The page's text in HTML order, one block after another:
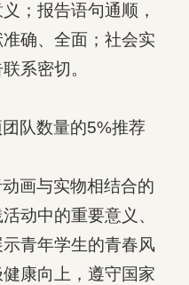
；报告语句通顺，
确、全面；社会实
系密切。
队数量的5%推荐
画与实物相结合的
动中的重要意义、
青年学生的青春风
康向上，遵守国家